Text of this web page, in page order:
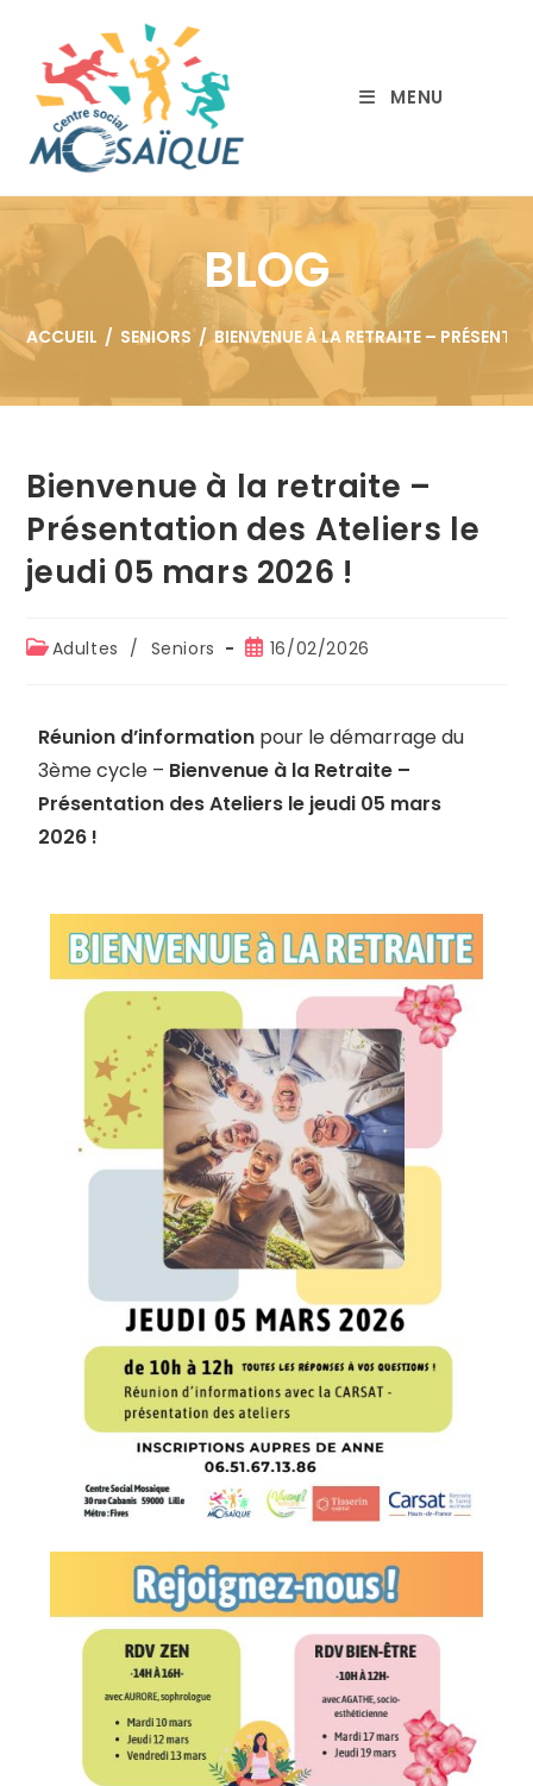
MENU
BLOG
ACCUEIL / SENIORS / BIENVENUE À LA RETRAITE –
Bienvenue à la retraite –
Présentation des Ateliers le
jeudi 05 mars 2026 !
Adultes / Seniors 16/02/2026
Réunion d’information pour le démarrage du
3ème cycle – Bienvenue à la Retraite –
Présentation des Ateliers le jeudi 05 mars
2026 !